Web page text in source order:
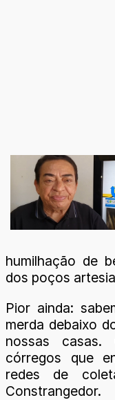
humilhação de
dos poços
Pior ainda:
merda debaixo
nossas casas.
córregos que
redes de
Constrangedor.